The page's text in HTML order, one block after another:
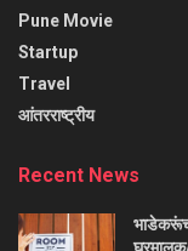
Pune Movie
Startup
Travel
आंतरराष्ट्रीय
Recent News